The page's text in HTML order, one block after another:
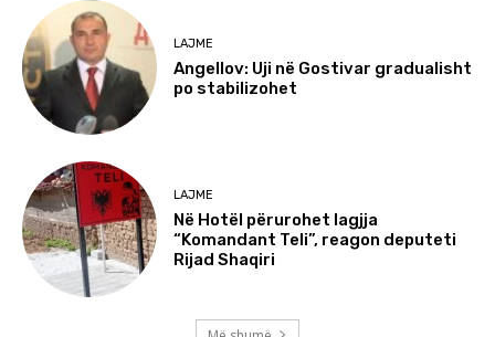
LAJME
Angellov: Uji në Gostivar gradualisht
po stabilizohet
LAJME
Në Hotël përurohet lagjja
“Komandant Teli”, reagon deputeti
Rijad Shaqiri